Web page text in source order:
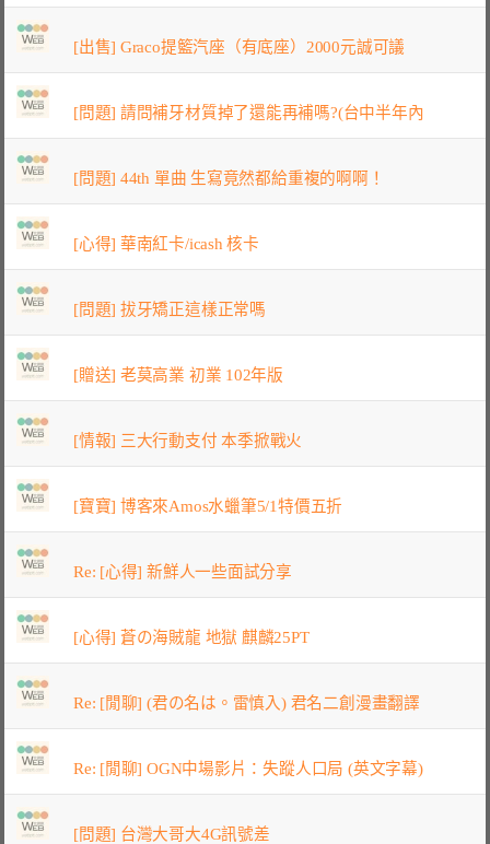
[出售] Graco提籃汽座（有底座）2000元誠可議
[問題] 請問補牙材質掉了還能再補嗎?(台中半年內
[問題] 44th 單曲 生寫竟然都給重複的啊啊！
[心得] 華南紅卡/icash 核卡
[問題] 拔牙矯正這樣正常嗎
[贈送] 老莫高業 初業 102年版
[情報] 三大行動支付 本季掀戰火
[寶寶] 博客來Amos水蠟筆5/1特價五折
Re: [心得] 新鮮人一些面試分享
[心得] 蒼の海賊龍 地獄 麒麟25PT
Re: [閒聊] (君の名は。雷慎入) 君名二創漫畫翻譯
Re: [閒聊] OGN中場影片：失蹤人口局 (英文字幕)
[問題] 台灣大哥大4G訊號差